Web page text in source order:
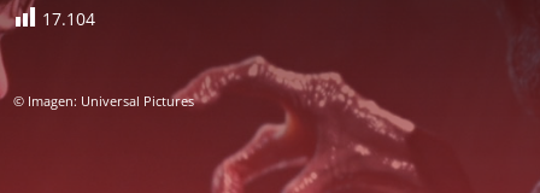
17.104
© Imagen: Universal Pictures